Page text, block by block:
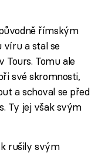
římským
víru a stal se
Tours. Tomu ale
své skromnosti,
a schoval se před
Ty jej však svým
rušily svým